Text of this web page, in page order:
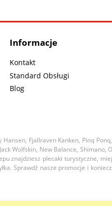
Informacje
Kontakt
Standard Obsługi
Blog
Fjallraven Kanken, Pinq Ponq,
Wolfskin, New Balance, Shimano,
znajdziesz plecaki turystyczne,
Sprawdź nasze promocje i